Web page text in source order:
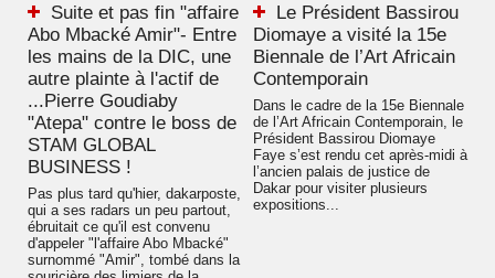
Suite et pas fin "affaire
Abo Mbacké Amir"- Entre
les mains de la DIC, une
autre plainte à l'actif de
...Pierre Goudiaby
"Atepa" contre le boss de
STAM GLOBAL
BUSINESS !
Pas plus tard qu'hier, dakarposte,
qui a ses radars un peu partout,
ébruitait ce qu'il est convenu
d'appeler "l'affaire Abo Mbacké"
surnommé "Amir", tombé dans la
Le Président Bassirou
Diomaye a visité la 15e
Biennale de l’Art Africain
Contemporain
Dans le cadre de la 15e Biennale
de l’Art Africain Contemporain, le
Président Bassirou Diomaye
Faye s’est rendu cet après-midi à
l’ancien palais de justice de
Dakar pour visiter plusieurs
expositions...